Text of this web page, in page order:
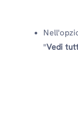
"Vedi